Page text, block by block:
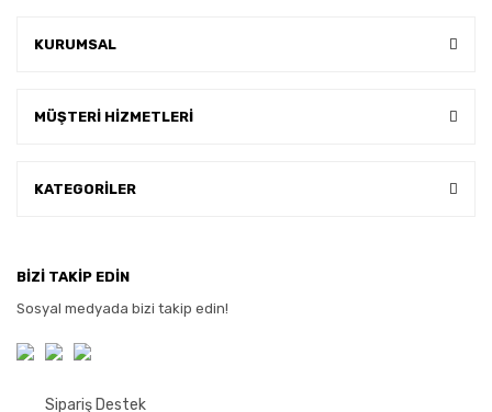
KURUMSAL
MÜŞTERİ HİZMETLERİ
KATEGORİLER
BİZİ TAKİP EDİN
Sosyal medyada bizi takip edin!
Sipariş Destek